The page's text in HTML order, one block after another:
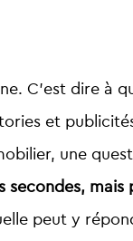
C’est dire à
et
une
mais
peut y